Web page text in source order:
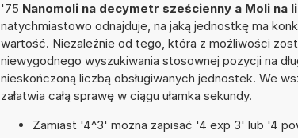
'75 Nanomoli na decymetr sześcienny a Moli na
natychmiastowo odnajduje, na jaką jednostkę ma
wartość. Niezależnie od tego, która z możliwości
niewygodnego wyszukiwania stosownej pozycji na
nieskończoną liczbą obsługiwanych jednostek. We
załatwia całą sprawę w ciągu ułamka sekundy.
Zamiast '4^3' można zapisać '4 exp 3' lub '4